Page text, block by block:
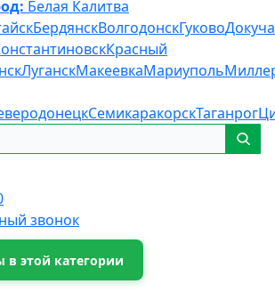
Белая Калитва
БердянскВолгодонскГуково
Красный
ЛуганскМакеевкаМариуполь
СемикаракорскТаганрог
звонок
в этой категории